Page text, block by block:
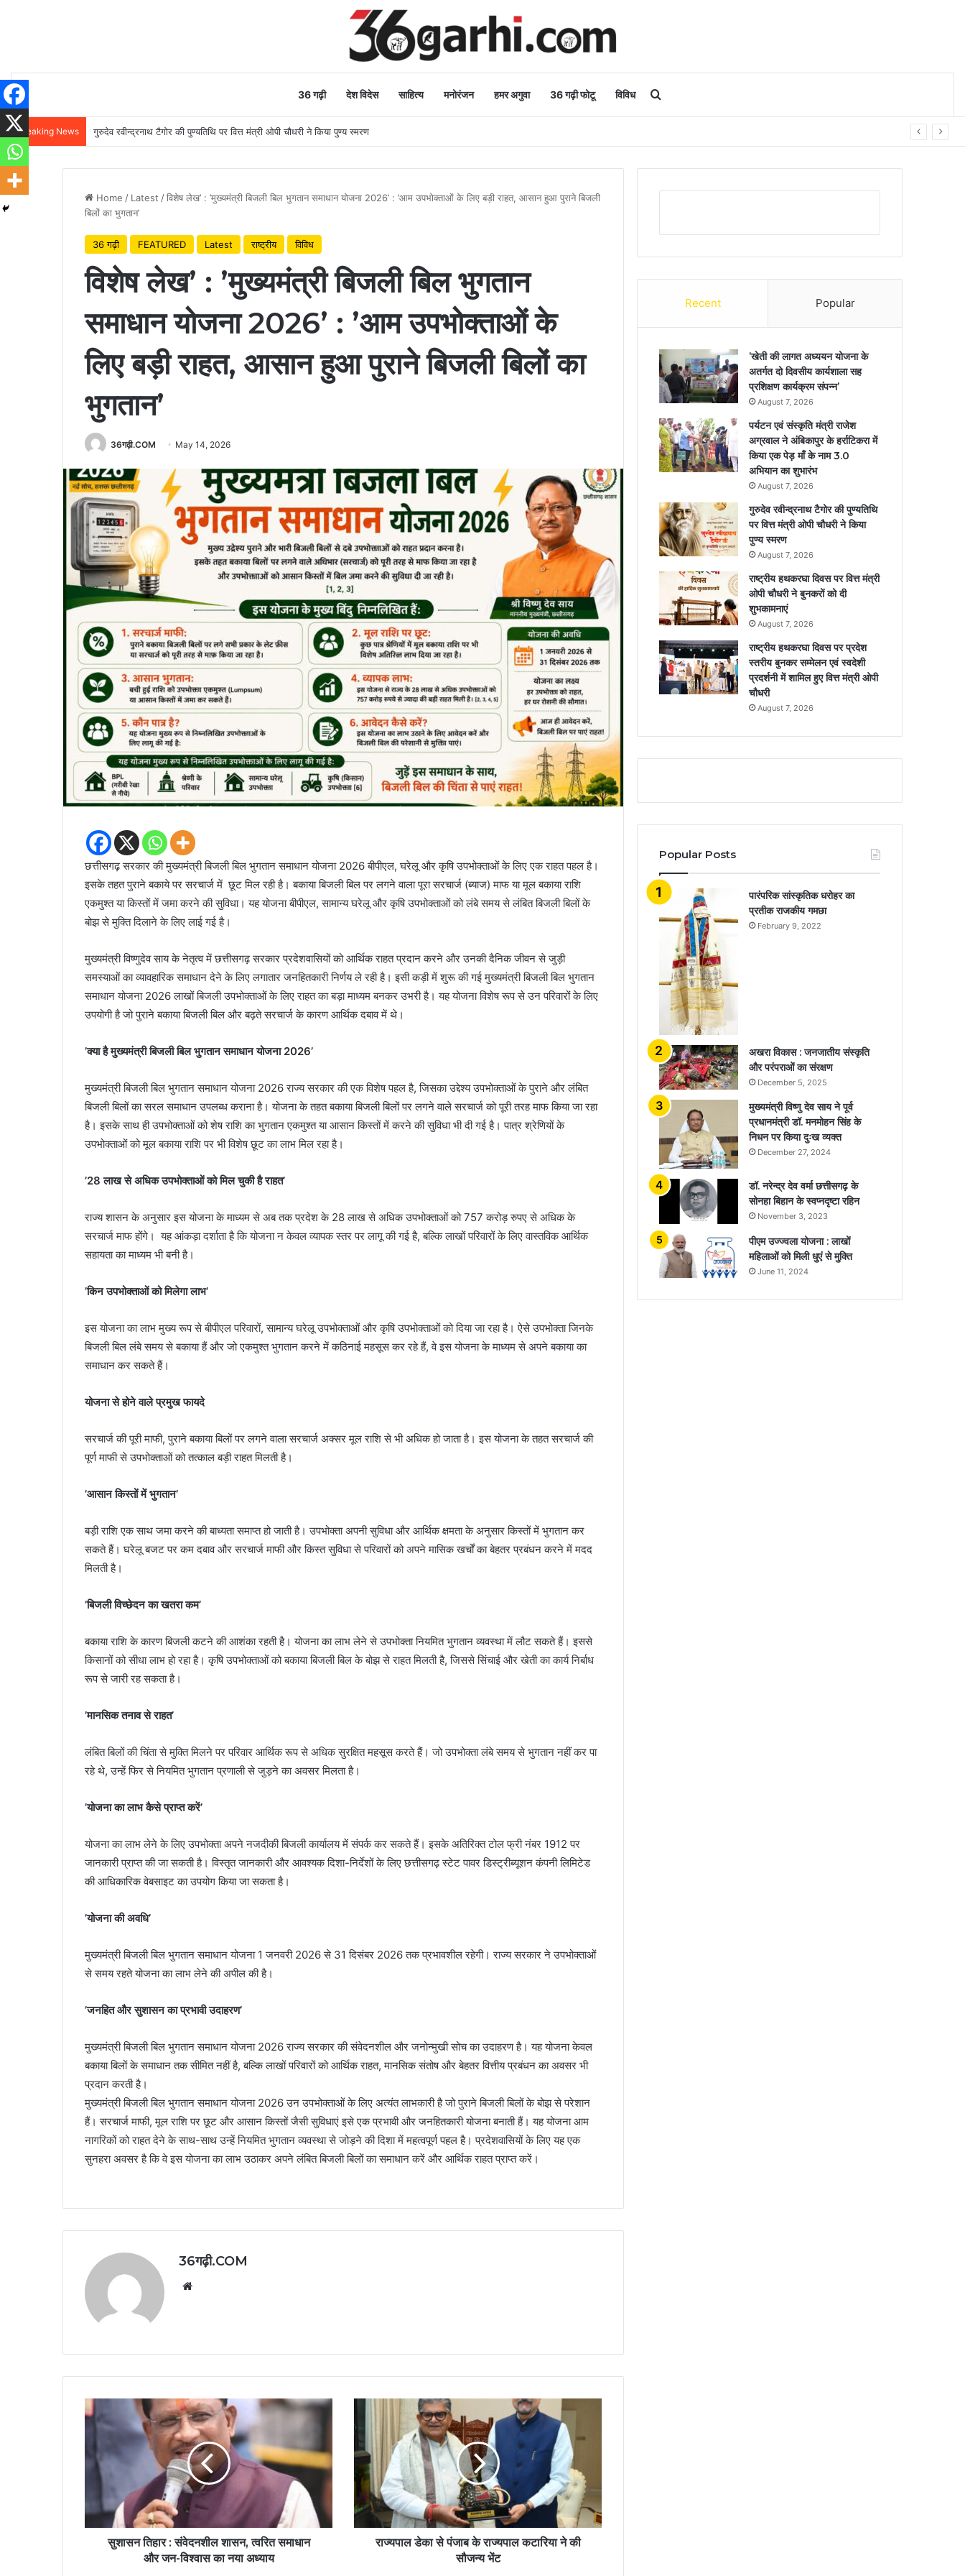
36 गढ़ी देश विदेस साहित्य मनोरंजन हमर अगुवा 36 गढ़ी फोटू विविध
Breaking News गुरुदेव रवीन्द्रनाथ टैगोर की पुण्यतिथि पर वित्त मंत्री ओपी चौधरी ने किया पुण्य स्मरण
Home / Latest /विशेष लेख’ : ’मुख्यमंत्री बिजली बिल भुगतान समाधान योजना 2026’ : ’आम उपभोक्ताओं के लिए बड़ी राहत, आसान हुआ पुराने बिजली
बिलों का भुगतान’
36 गढ़ी FEATURED Latest राष्ट्रीय विविध
विशेष लेख’ : ’मुख्यमंत्री बिजली बिल भुगतान
समाधान योजना 2026’ : ’आम उपभोक्ताओं के
लिए बड़ी राहत, आसान हुआ पुराने बिजली बिलों का
भुगतान’
36गढ़ी.COM May 14, 2026
छत्तीसगढ़ सरकार की मुख्यमंत्री बिजली बिल भुगतान समाधान योजना 2026 बीपीएल, घरेलू और कृषि उपभोक्ताओं के लिए एक राहत पहल है।
इसके तहत पुराने बकाये पर सरचार्ज में छूट मिल रही है। बकाया बिजली बिल पर लगने वाला पूरा सरचार्ज (ब्याज) माफ या मूल बकाया राशि
एकमुश्त या किस्तों में जमा करने की सुविधा। यह योजना बीपीएल, सामान्य घरेलू और कृषि उपभोक्ताओं को लंबे समय से लंबित बिजली बिलों के
बोझ से मुक्ति दिलाने के लिए लाई गई है।
मुख्यमंत्री विष्णुदेव साय के नेतृत्व में छत्तीसगढ़ सरकार प्रदेशवासियों को आर्थिक राहत प्रदान करने और उनकी दैनिक जीवन से जुड़ी
समस्याओं का व्यावहारिक समाधान देने के लिए लगातार जनहितकारी निर्णय ले रही है। इसी कड़ी में शुरू की गई मुख्यमंत्री बिजली बिल भुगतान
समाधान योजना 2026 लाखों बिजली उपभोक्ताओं के लिए राहत का बड़ा माध्यम बनकर उभरी है। यह योजना विशेष रूप से उन परिवारों के लिए
उपयोगी है जो पुराने बकाया बिजली बिल और बढ़ते सरचार्ज के कारण आर्थिक दबाव में थे।
’क्या है मुख्यमंत्री बिजली बिल भुगतान समाधान योजना 2026’
मुख्यमंत्री बिजली बिल भुगतान समाधान योजना 2026 राज्य सरकार की एक विशेष पहल है, जिसका उद्देश्य उपभोक्ताओं के पुराने और लंबित
बिजली बिलों का सरल समाधान उपलब्ध कराना है। योजना के तहत बकाया बिजली बिलों पर लगने वाले सरचार्ज को पूरी तरह माफ किया जा रहा
है। इसके साथ ही उपभोक्ताओं को शेष राशि का भुगतान एकमुश्त या आसान किस्तों में करने की सुविधा भी दी गई है। पात्र श्रेणियों के
उपभोक्ताओं को मूल बकाया राशि पर भी विशेष छूट का लाभ मिल रहा है।
’28 लाख से अधिक उपभोक्ताओं को मिल चुकी है राहत’
राज्य शासन के अनुसार इस योजना के माध्यम से अब तक प्रदेश के 28 लाख से अधिक उपभोक्ताओं को 757 करोड़ रुपए से अधिक के
सरचार्ज माफ होंगे। यह आंकड़ा दर्शाता है कि योजना न केवल व्यापक स्तर पर लागू की गई है, बल्कि लाखों परिवारों के लिए वास्तविक आर्थिक
सहायता का माध्यम भी बनी है।
’किन उपभोक्ताओं को मिलेगा लाभ’
इस योजना का लाभ मुख्य रूप से बीपीएल परिवारों, सामान्य घरेलू उपभोक्ताओं और कृषि उपभोक्ताओं को दिया जा रहा है। ऐसे उपभोक्ता जिनके
बिजली बिल लंबे समय से बकाया हैं और जो एकमुश्त भुगतान करने में कठिनाई महसूस कर रहे हैं, वे इस योजना के माध्यम से अपने बकाया का
समाधान कर सकते हैं।
योजना से होने वाले प्रमुख फायदे
सरचार्ज की पूरी माफी, पुराने बकाया बिलों पर लगने वाला सरचार्ज अक्सर मूल राशि से भी अधिक हो जाता है। इस योजना के तहत सरचार्ज की
पूर्ण माफी से उपभोक्ताओं को तत्काल बड़ी राहत मिलती है।
’आसान किस्तों में भुगतान’
बड़ी राशि एक साथ जमा करने की बाध्यता समाप्त हो जाती है। उपभोक्ता अपनी सुविधा और आर्थिक क्षमता के अनुसार किस्तों में भुगतान कर
सकते हैं। घरेलू बजट पर कम दबाव और सरचार्ज माफी और किस्त सुविधा से परिवारों को अपने मासिक खर्चों का बेहतर प्रबंधन करने में मदद
मिलती है।
’बिजली विच्छेदन का खतरा कम’
बकाया राशि के कारण बिजली कटने की आशंका रहती है। योजना का लाभ लेने से उपभोक्ता नियमित भुगतान व्यवस्था में लौट सकते हैं। इससे
किसानों को सीधा लाभ हो रहा है। कृषि उपभोक्ताओं को बकाया बिजली बिल के बोझ से राहत मिलती है, जिससे सिंचाई और खेती का कार्य निर्बाध
रूप से जारी रह सकता है।
’मानसिक तनाव से राहत’
लंबित बिलों की चिंता से मुक्ति मिलने पर परिवार आर्थिक रूप से अधिक सुरक्षित महसूस करते हैं। जो उपभोक्ता लंबे समय से भुगतान नहीं कर पा
रहे थे, उन्हें फिर से नियमित भुगतान प्रणाली से जुड़ने का अवसर मिलता है।
’योजना का लाभ कैसे प्राप्त करें’
योजना का लाभ लेने के लिए उपभोक्ता अपने नजदीकी बिजली कार्यालय में संपर्क कर सकते हैं। इसके अतिरिक्त टोल फ्री नंबर 1912 पर
जानकारी प्राप्त की जा सकती है। विस्तृत जानकारी और आवश्यक दिशा-निर्देशों के लिए छत्तीसगढ़ स्टेट पावर डिस्ट्रीब्यूशन कंपनी लिमिटेड
की आधिकारिक वेबसाइट का उपयोग किया जा सकता है।
’योजना की अवधि’
मुख्यमंत्री बिजली बिल भुगतान समाधान योजना 1 जनवरी 2026 से 31 दिसंबर 2026 तक प्रभावशील रहेगी। राज्य सरकार ने उपभोक्ताओं
से समय रहते योजना का लाभ लेने की अपील की है।
’जनहित और सुशासन का प्रभावी उदाहरण’
मुख्यमंत्री बिजली बिल भुगतान समाधान योजना 2026 राज्य सरकार की संवेदनशील और जनोन्मुखी सोच का उदाहरण है। यह योजना केवल
बकाया बिलों के समाधान तक सीमित नहीं है, बल्कि लाखों परिवारों को आर्थिक राहत, मानसिक संतोष और बेहतर वित्तीय प्रबंधन का अवसर भी
प्रदान करती है।
मुख्यमंत्री बिजली बिल भुगतान समाधान योजना 2026 उन उपभोक्ताओं के लिए अत्यंत लाभकारी है जो पुराने बिजली बिलों के बोझ से परेशान
हैं। सरचार्ज माफी, मूल राशि पर छूट और आसान किस्तों जैसी सुविधाएं इसे एक प्रभावी और जनहितकारी योजना बनाती हैं। यह योजना आम
नागरिकों को राहत देने के साथ-साथ उन्हें नियमित भुगतान व्यवस्था से जोड़ने की दिशा में महत्वपूर्ण पहल है। प्रदेशवासियों के लिए यह एक
सुनहरा अवसर है कि वे इस योजना का लाभ उठाकर अपने लंबित बिजली बिलों का समाधान करें और आर्थिक राहत प्राप्त करें।
36गढ़ी.COM
सुशासन तिहार : संवेदनशील शासन, त्वरित समाधान
और जन-विश्वास का नया अध्याय
राज्यपाल डेका से पंजाब के राज्यपाल कटारिया ने की
सौजन्य भेंट
Recent Popular
’खेती की लागत अध्ययन योजना के
अतर्गत दो दिवसीय कार्यशाला सह
प्रशिक्षण कार्यक्रम संपन्न’
August 7, 2026
पर्यटन एवं संस्कृति मंत्री राजेश
अग्रवाल ने अंबिकापुर के हर्राटिकरा में
किया एक पेड़ माँ के नाम 3.0
अभियान का शुभारंभ
August 7, 2026
गुरुदेव रवीन्द्रनाथ टैगोर की पुण्यतिथि
पर वित्त मंत्री ओपी चौधरी ने किया
पुण्य स्मरण
August 7, 2026
राष्ट्रीय हथकरघा दिवस पर वित्त मंत्री
ओपी चौधरी ने बुनकरों को दी
शुभकामनाएं
August 7, 2026
राष्ट्रीय हथकरघा दिवस पर प्रदेश
स्तरीय बुनकर सम्मेलन एवं स्वदेशी
प्रदर्शनी में शामिल हुए वित्त मंत्री ओपी
चौधरी
August 7, 2026
Popular Posts
​​​​​​​पारंपरिक सांस्कृतिक धरोहर का
प्रतीक राजकीय गमछा
February 9, 2022
अखरा विकास : जनजातीय संस्कृति
और परंपराओं का संरक्षण
December 5, 2025
मुख्यमंत्री विष्णु देव साय ने पूर्व
प्रधानमंत्री डॉ. मनमोहन सिंह के
निधन पर किया दुःख व्यक्त
December 27, 2024
डॉ. नरेन्द्र देव वर्मा छत्तीसगढ़ के
सोनहा बिहान के स्वप्नदृष्टा रहिन
November 3, 2023
पीएम उज्ज्वला योजना : लाखों
महिलाओं को मिली धुएं से मुक्ति
June 11, 2024